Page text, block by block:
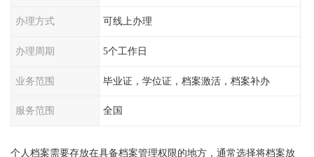
办理方式 可线上办理
办理周期 5个工作日
业务范围 毕业证，学位证，档案激活，档案补办
服务范围 全国
个人档案需要存放在具备档案管理权限的地方，通常选择将档案放